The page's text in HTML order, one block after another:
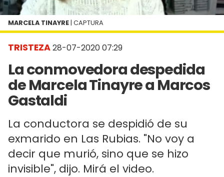
TRISTEZA28-07-2020 07:29
La conmovedora despedida
de Marcela Tinayre a Marcos
Gastaldi
La conductora se despidió de su
exmarido en Las Rubias. "No voy a
decir que murió, sino que se hizo
invisible", dijo. Mirá el video.
MARCELA TINAYRE | CAPTURA